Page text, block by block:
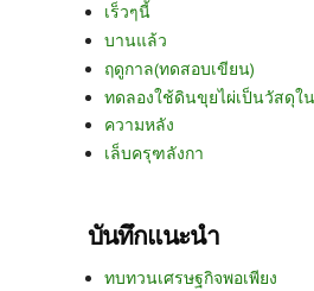
เร็วๆนี้
บานแล้ว
ฤดูกาล(ทดสอบเขียน)
ทดลองใช้ดินขุยไผ่เป็นวัสดุใ
ความหลัง
เล็บครุฑลังกา
บันทึกแนะนำ
ทบทวนเศรษฐกิจพอเพียง